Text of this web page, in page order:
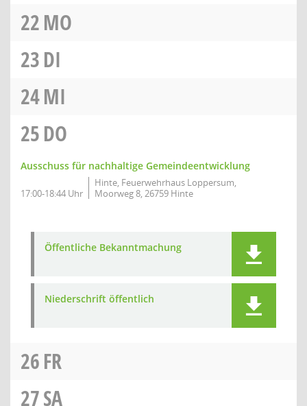
22MO
23DI
24MI
25DO
Ausschuss für nachhaltige Gemeindeentwicklung
17:00-18:44 Uhr
Hinte, Feuerwehrhaus Loppersum,
Moorweg 8, 26759 Hinte
Öffentliche Bekanntmachung
Niederschrift öffentlich
26FR
27SA